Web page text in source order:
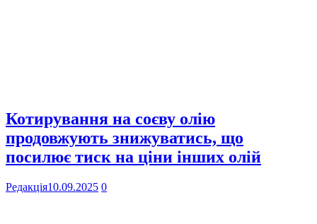
Котирування на соєву олію
продовжують знижуватись, що
посилює тиск на ціни інших олій
Редакція10.09.2025 0